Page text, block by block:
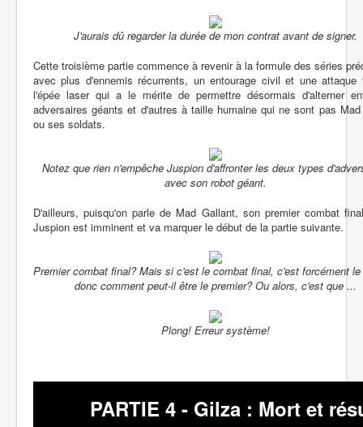
J'aurais dû regarder la durée de mon contrat avant de signer.
Cette troisième partie commence à revenir à la formule des séries
avec plus d'ennemis récurrents, un entourage civil et une attaque
l'épée laser qui a le mérite de permettre désormais d'alterner
adversaires géants et d'autres à taille humaine qui ne sont pas
ou ses soldats.
Notez que rien n'empêche Juspion d'affronter les deux types
avec son robot géant.
D'ailleurs, puisqu'on parle de Mad Gallant, son premier combat
Juspion est imminent et va marquer le début de la partie suivante.
Premier combat final? Mais si c'est le combat final, c'est forcément le
donc comment peut-il être le premier? Ou alors, c'est que ...
Plong! Erreur système!
PARTIE 4 - Gilza : Mort et